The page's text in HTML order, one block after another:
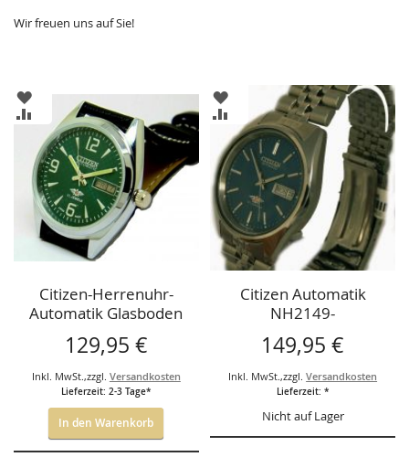
Wir freuen uns auf Sie!
ZUR
WUNSCHLISTE
HINZUFÜGEN
ZUR
VERGLEICHSLISTE
HINZUFÜGEN
Citizen-Herrenuhr-
Automatik Glasboden
Lederband schw.
zi.Blatt
129,95 €
Inkl. MwSt.,zzgl. Versandkosten
Lieferzeit: 2-3 Tage*
In den Warenkorb
ZUR
WUNSCHLISTE
HINZUFÜGEN
ZUR
VERGLEICHSLISTE
HINZUFÜGEN
Citizen Automatik
NH2149-
149,95 €
Inkl. MwSt.,zzgl.Versandkosten
Lieferzeit: *
Nicht auf Lager